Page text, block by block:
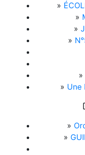
»
»
»
»
»
» Une
»
»